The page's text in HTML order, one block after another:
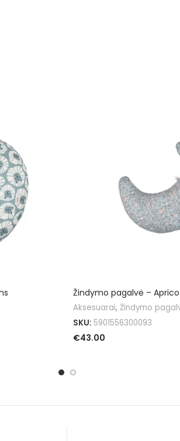
Žindymo pagalvė –
Aksesuarai, Žindymo
SKU: 5901556300093
€43.00